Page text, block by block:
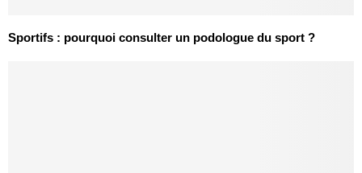
Sportifs : pourquoi consulter un podologue du sport ?